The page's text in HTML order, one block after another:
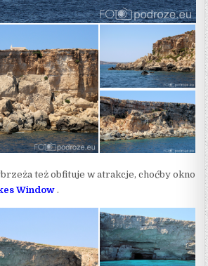
też obfituje w atrakcje, choćby okno
Window .